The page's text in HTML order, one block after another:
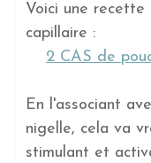
Voici une
capillaire :
2 CAS de
En l'associant
nigelle, cela va
stimulant et